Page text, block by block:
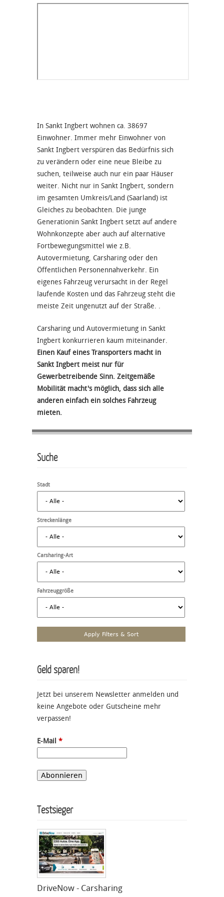
In Sankt Ingbert wohnen ca. 38697
Einwohner. Immer mehr Einwohner von
Sankt Ingbert verspüren das Bedürfnis sich
zu verändern oder eine neue Bleibe zu
suchen, teilweise auch nur ein paar Häuser
weiter. Nicht nur in Sankt Ingbert, sondern
im gesamten Umkreis/Land (Saarland) ist
Gleiches zu beobachten. Die junge
Generationin Sankt Ingbert setzt auf andere
Wohnkonzepte aber auch auf alternative
Fortbewegungsmittel wie z.B.
Autovermietung, Carsharing oder den
Öffentlichen Personennahverkehr. Ein
eigenes Fahrzeug verursacht in der Regel
laufende Kosten und das Fahrzeug steht die
meiste Zeit ungenutzt auf der Straße. .
Carsharing und Autovermietung in Sankt
Ingbert konkurrieren kaum miteinander.
Einen Kauf eines Transporters macht in
Sankt Ingbert meist nur für
Gewerbetreibende Sinn. Zeitgemäße
Mobilität macht's möglich, dass sich alle
anderen einfach ein solches Fahrzeug
mieten.
Suche
Stadt
Streckenlänge
Carsharing-Art
Fahrzeuggröße
Geld sparen!
Jetzt bei unserem Newsletter anmelden und
keine Angebote oder Gutscheine mehr
verpassen!
E-Mail *
Testsieger
DriveNow - Carsharing